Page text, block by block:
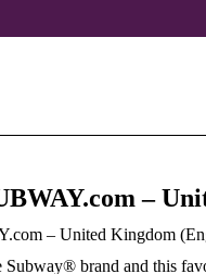
–
– United Kingdom
brand and this